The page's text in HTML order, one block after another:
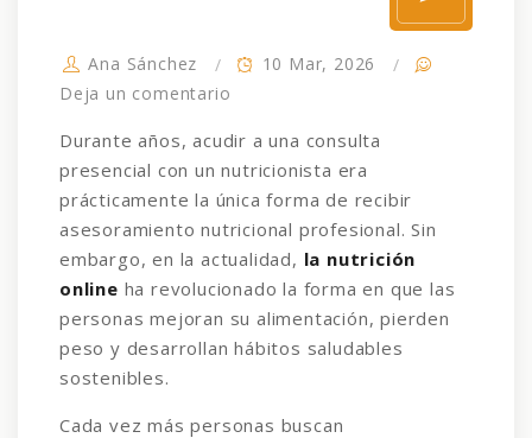
Ana Sánchez
10 Mar, 2026
Deja un comentario
Durante años, acudir a una consulta
presencial con un nutricionista era
prácticamente la única forma de recibir
asesoramiento nutricional profesional. Sin
embargo, en la actualidad, la nutrición
online ha revolucionado la forma en que las
personas mejoran su alimentación, pierden
peso y desarrollan hábitos saludables
sostenibles.
Cada vez más personas buscan